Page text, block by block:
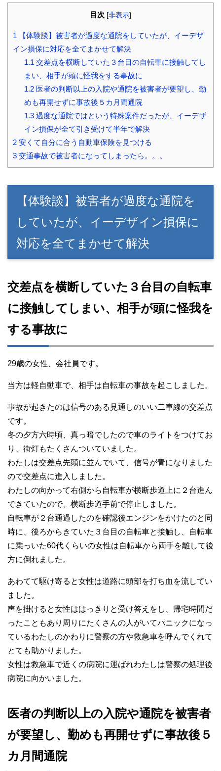
目次 [非表示]
1 【体験談】被害者が過度な通院をしていたが、イーデザ
イン損保に対応を全てまかせて解決
1.1 交差点を横断していた３台目の自転車に接触してし
まい、相手が頭に怪我をする事故に
1.2医者の判断以上の入院や通院を被害者が要望し、勤
めも再開せずに事故後５カ月間通院
1.3過度な通院ではという特殊案件だったが、イーデザ
イン損保が全て引き受けて半年で解決
2 安くて自分に合う自動車保険を見つける
3 交通事故で被害者になってしまったら。。。
【体験談】被害者が過度な通院を
していたが、イーデザイン損保に
対応を全てまかせて解決
交差点を横断していた３台目の自転車
に接触してしまい、相手が頭に怪我を
する事故に
29歳の女性、会社員です。
当方は軽自動車で、相手は自転車の事故を起こしました。
事故が起きたのは信号のある見通しのいい二車線の交差点
です。
冬の夕方六時頃、真っ暗でしたので車のライトをつけてお
り、街灯もたくさんついていました。
わたしは交差点先頭に並んでいて、信号が青になりました
ので交差点に進入しました。
わたしの向かって右側から自転車が横断歩道上に２台進ん
できていたので、横断歩道手前で停止しました。
自転車が２台通過したのを確認後エンジンをかけたのと同
時に、後ろからきていた３台目の自転車と接触し、自転車
に乗っいた60代くらいの女性は自転車から両手を離して後
方に倒れました。
あわてて駆け寄ると女性は道路に頭部を打ち血を流してい
ました。
声を掛けると女性ははっきりと受け答えをし、帰宅時間だ
ったこともあり周りにたくさんの人がいてパニックになっ
ているわたしのかわりに警察の方や救急車を呼んでくれて
とても助かりました。
女性は救急車で近くの病院に運ばれわたしは警察の処理後
病院に向かいました。
医者の判断以上の入院や通院を被害者
が要望し、勤めも再開せずに事故後５
カ月間通院